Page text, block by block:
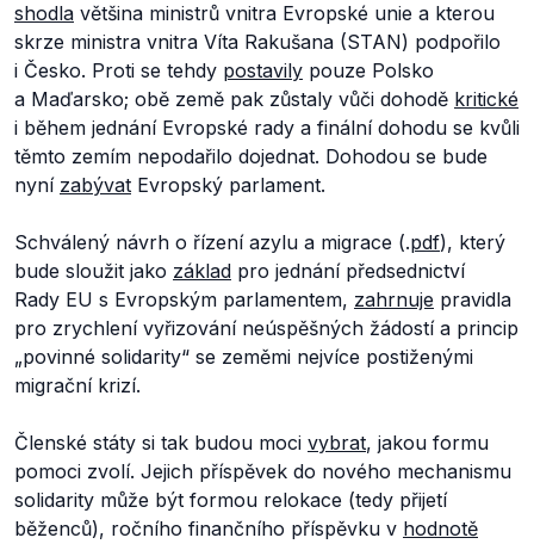
shodla většina ministrů vnitra Evropské unie a kterou
skrze ministra vnitra Víta Rakušana (STAN) podpořilo
i Česko. Proti se tehdy postavily pouze Polsko
a Maďarsko; obě země pak zůstaly vůči dohodě kritické
i během jednání Evropské rady a finální dohodu se kvůli
těmto zemím nepodařilo dojednat. Dohodou se bude
nyní zabývat Evropský parlament.
Schválený návrh o řízení azylu a migrace (.pdf), který
bude sloužit jako základ pro jednání předsednictví
Rady EU s Evropským parlamentem, zahrnuje pravidla
pro zrychlení vyřizování neúspěšných žádostí a princip
„povinné solidarity“ se zeměmi nejvíce postiženými
migrační krizí.
Členské státy si tak budou moci vybrat, jakou formu
pomoci zvolí. Jejich příspěvek do nového mechanismu
solidarity může být formou relokace (tedy přijetí
běženců), ročního finančního příspěvku v hodnotě